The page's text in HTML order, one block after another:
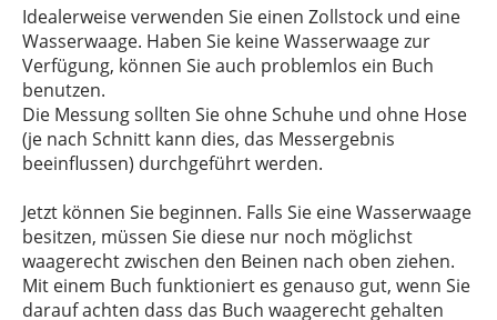
Idealerweise verwenden Sie einen Zollstock und eine
Wasserwaage. Haben Sie keine Wasserwaage zur
Verfügung, können Sie auch problemlos ein Buch
benutzen.
Die Messung sollten Sie ohne Schuhe und ohne Hose
(je nach Schnitt kann dies, das Messergebnis
beeinflussen) durchgeführt werden.
Jetzt können Sie beginnen. Falls Sie eine Wasserwaage
besitzen, müssen Sie diese nur noch möglichst
waagerecht zwischen den Beinen nach oben ziehen.
Mit einem Buch funktioniert es genauso gut, wenn Sie
darauf achten dass das Buch waagerecht gehalten